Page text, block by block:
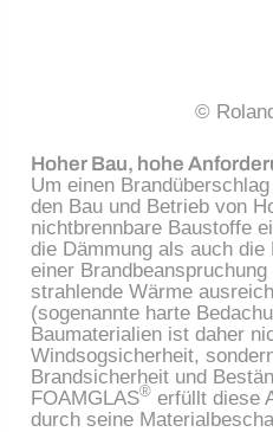
©
Hoher Bau, hohe
Um einen
den Bau und Betrieb von
nichtbrennbare Baustoffe
die Dämmung als auch
einer
strahlende Wärme
(sogenannte harte
Baumaterialien ist daher
Windsogsicherheit,
Brandsicherheit und
FOAMGLAS® erfüllt diese
durch seine